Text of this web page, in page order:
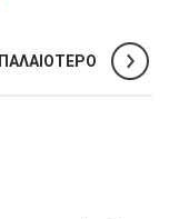
ΠΑΛΑΙΌΤΕΡΟ